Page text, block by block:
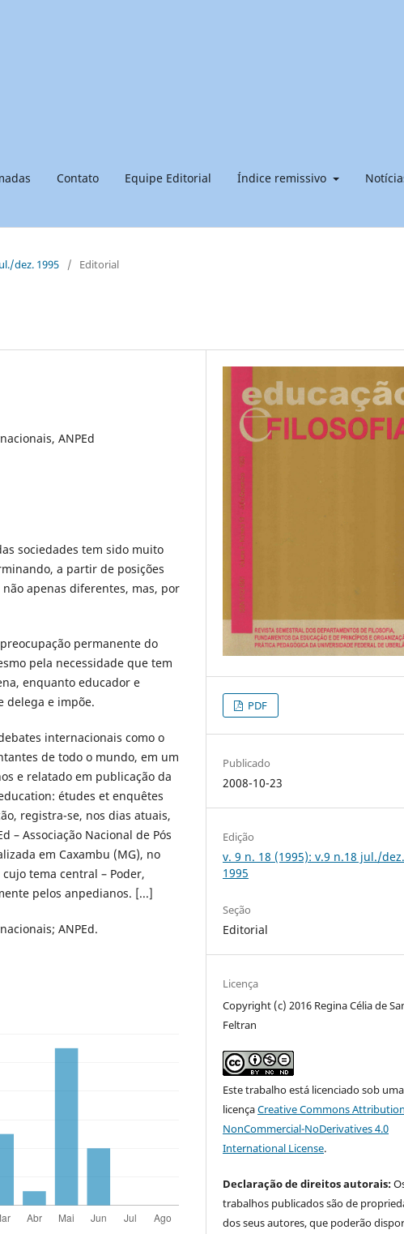
Contato Equipe Editorial Índice remissivo
dez. 1995 / Editorial
ANPEd
sociedades tem sido muito
a partir de posições
apenas diferentes, mas, por
permanente do
pela necessidade que tem
enquanto educador e
delega e impõe.
internacionais como o
de todo o mundo, em um
e relatado em publicação da
études et enquêtes
registra-se, nos dias atuais,
– Associação Nacional de Pós
em Caxambu (MG), no
tema central – Poder,
pelos anpedianos. [...]
ANPEd.
PDF
Publicado
2008-10-23
Edição
v. 9 n. 18 (1995): v.9 n.18 jul./dez.
1995
Seção
Editorial
Licença
Copyright (c) 2016 Regina Célia de
Feltran
Este trabalho está licenciado sob uma
licençaCreative Commons
NonCommercial-NoDerivatives 4.0
International License.
Declaração de direitos autorais:
trabalhos publicados são de
dos seus autores, que poderão